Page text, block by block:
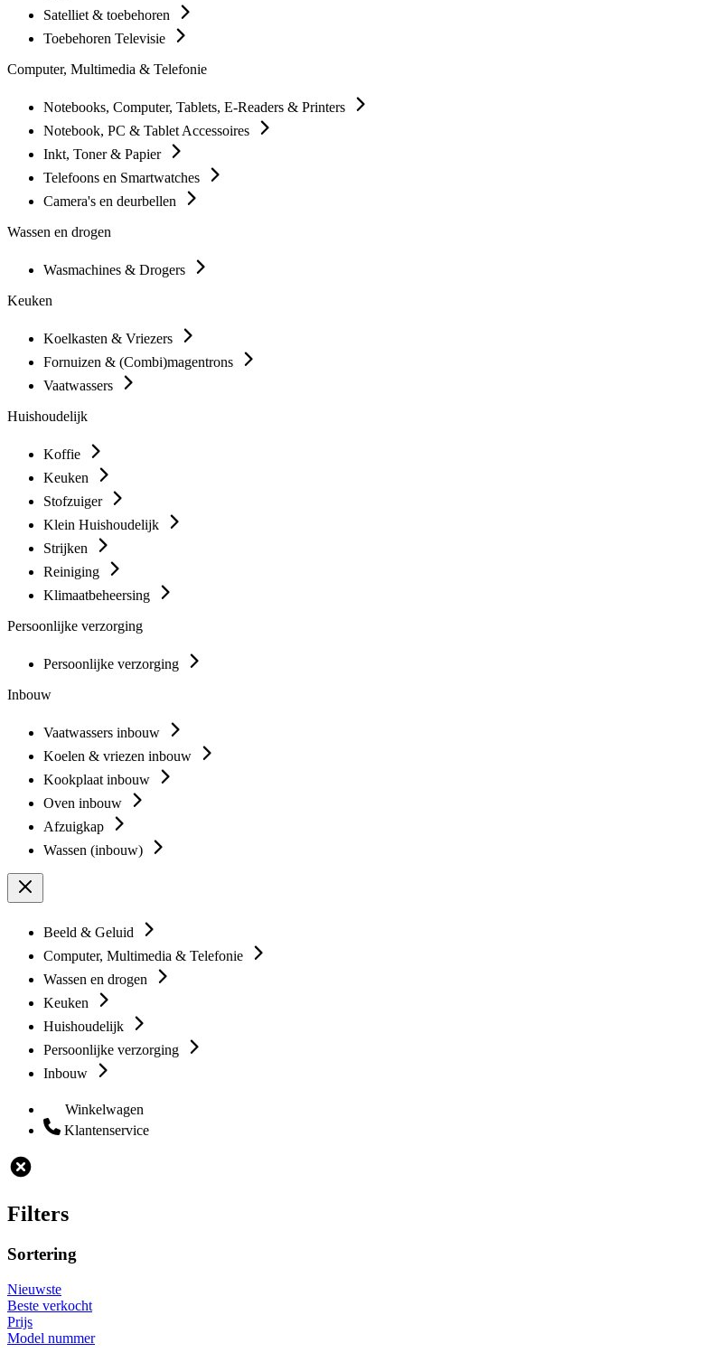
Satelliet & toebehoren
Toebehoren Televisie
Computer, Multimedia & Telefonie
Notebooks, Computer, Tablets, E-Readers & Printers
Notebook, PC & Tablet Accessoires
Inkt, Toner & Papier
Telefoons en Smartwatches
Camera's en deurbellen
Wassen en drogen
Wasmachines & Drogers
Keuken
Koelkasten & Vriezers
Fornuizen & (Combi)magentrons
Vaatwassers
Huishoudelijk
Koffie
Keuken
Stofzuiger
Klein Huishoudelijk
Strijken
Reiniging
Klimaatbeheersing
Persoonlijke verzorging
Persoonlijke verzorging
Inbouw
Vaatwassers inbouw
Koelen & vriezen inbouw
Kookplaat inbouw
Oven inbouw
Afzuigkap
Wassen (inbouw)
Beeld & Geluid
Computer, Multimedia & Telefonie
Wassen en drogen
Keuken
Huishoudelijk
Persoonlijke verzorging
Inbouw
Winkelwagen
Klantenservice
Filters
Sortering
Nieuwste
Beste verkocht
Prijs
Model nummer